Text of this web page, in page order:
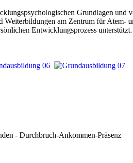
Grundlagen und
am Zentrum für Atem-
Entwicklungsprozess unterstützt.
- Durchbruch-Ankommen-Präsenz